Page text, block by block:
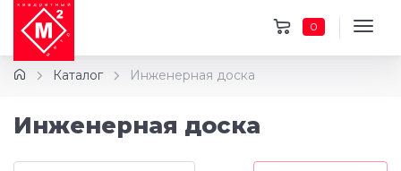
0
Каталог Инженерная доска
Инженерная доска